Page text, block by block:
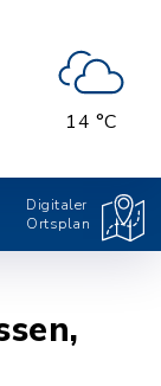
14 °C
Digitaler
Ortsplan